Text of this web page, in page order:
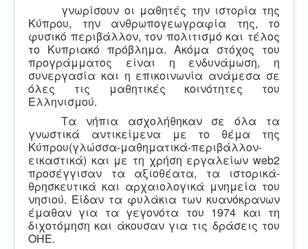
γνωρίσουν οι μαθητές την ιστορία της
Κύπρου, την ανθρωπογεωγραφία της, το
φυσικό περιβάλλον, τον πολιτισμό και τέλος
το Κυπριακό πρόβλημα. Ακόμα στόχος του
προγράμματος είναι η ενδυνάμωση, η
συνεργασία και η επικοινωνία ανάμεσα σε
όλες τις μαθητικές κοινότητες του
Ελληνισμού.
Τα νήπια ασχολήθηκαν σε όλα τα
γνωστικά αντικείμενα με το θέμα της
Κύπρου(γλώσσα-μαθηματικά-περιβάλλον-
εικαστικά) και με τη χρήση εργαλείων web2
προσέγγισαν τα αξιοθέατα, τα ιστορικά-
θρησκευτικά και αρχαιολογικά μνημεία του
νησιού. Είδαν τα φυλάκια των κυανόκρανων
έμαθαν για τα γεγονότα του 1974 και τη
διχοτόμηση και άκουσαν για τις δράσεις του
ΟΗΕ.